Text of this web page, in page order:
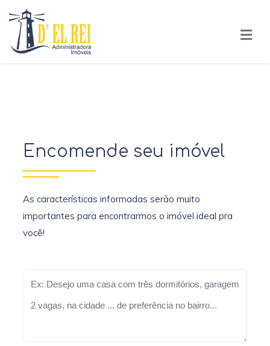
Encomende seu imóvel
As características informadas serão muito
importantes para encontrarmos o imóvel ideal pra
você!